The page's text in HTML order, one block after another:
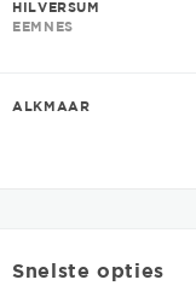
HILVERSUM
EEMNES
ALKMAAR
Snelste opties